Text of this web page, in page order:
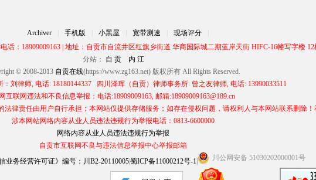
Archiver 手机版 小黑屋 宽带测速 现场评分
话：18909009163 | 地址：自贡市自流井区红旗乡街道 华商国际城二期蓝岸天街 HIFC-16幢写字楼 12
分站：
自 贡
内 江
© 2008-2013 自贡在线(https://www.zg163.net) 版权所有 All Rights Reserved.
：刘律师, 电话: 18180144337 四川泽珲（自贡）律师事务所: 曾之友律师, 电话: 13990033511
互联网违法和不良信息举报：电话:18909009163, 邮箱:18909009163@189.cn
律责任由用户自行承担；本网站仅提供存储服务；如存在侵权问题，请权利人与本网站联系删除！
涉本网站网络内容从业人员违法违规行为举报电话：0813-6600000
网络内容从业人员违法违规行为举报
自贡市互联网不良与违法信息举报中心举报邮箱
业务经营许可证》编号：川B2-20110005|蜀ICP备11000212号-1 川公网安备 51030202000001号